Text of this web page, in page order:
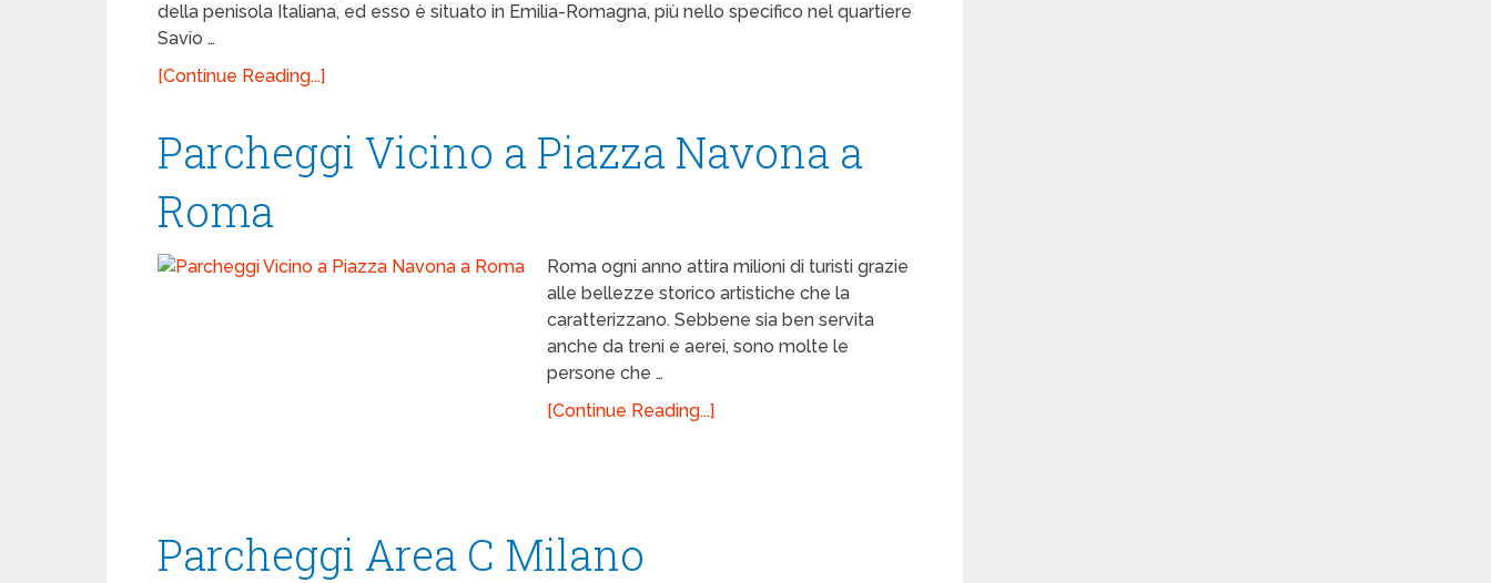
della penisola Italiana, ed esso è situato in Emilia-Romagna, più nello specifico nel quartiere
Savio …
[Continue Reading...]
Parcheggi Vicino a Piazza Navona a
Roma
Roma ogni anno attira milioni di turisti grazie
alle bellezze storico artistiche che la
caratterizzano. Sebbene sia ben servita
anche da treni e aerei, sono molte le
persone che …
[Continue Reading...]
Parcheggi Area C Milano